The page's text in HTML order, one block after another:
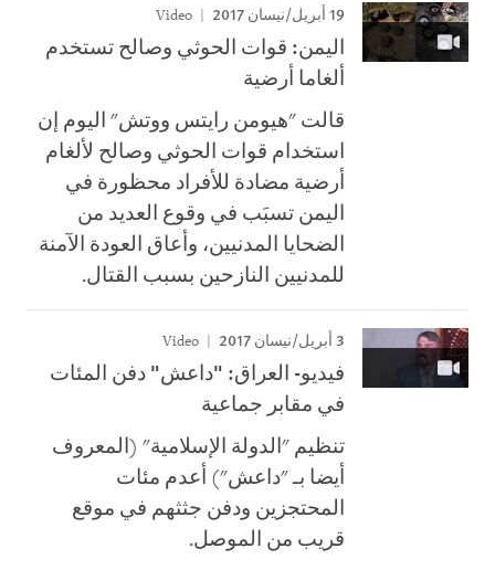
19 أبريل/نيسان 2017
اليمن: قوات الحوثي وصالح تستخدم
ألغاما أرضية
قالت "هيومن رايتس ووتش" اليوم إن
استخدام قوات الحوثي وصالح لألغام
أرضية مضادة للأفراد محظورة في
اليمن تسبَب في وقوع العديد من
الضحايا المدنيين، وأعاق العودة الآمنة
للمدنيين النازحين بسبب القتال.
3 أبريل/نيسان 2017
فيديو- العراق: "داعش" دفن المئات
في مقابر جماعية
تنظيم "الدولة الإسلامية" (المعروف
أيضا بـ "داعش") أعدم مئات
المحتجزين ودفن جثثهم في موقع
قريب من الموصل.